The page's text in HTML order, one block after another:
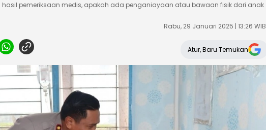
hasil pemeriksaan medis, apakah ada penganiayaan atau bawaan fisik dari anak
Rabu, 29 Januari 2025 | 13:26 WIB
Atur, Baru Temukan